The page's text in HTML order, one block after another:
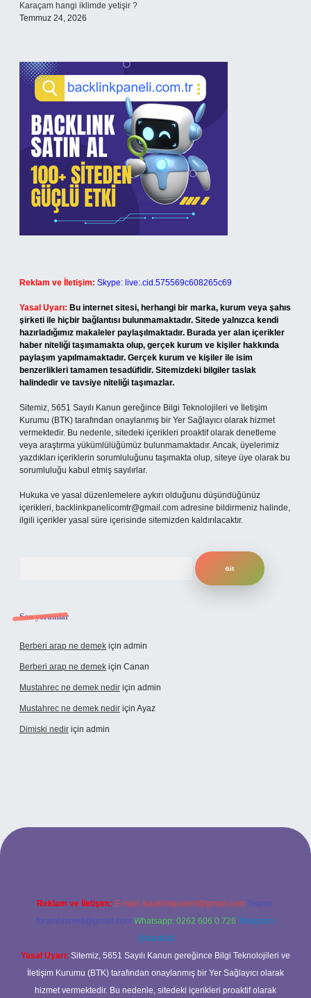
Karaçam hangi iklimde yetişir ?
Temmuz 24, 2026
Reklam ve İletişim: Skype: live:.cid.575569c608265c69
Yasal Uyarı: Bu internet sitesi, herhangi bir marka, kurum veya şahıs
şirketi ile hiçbir bağlantısı bulunmamaktadır. Sitede yalnızca kendi
hazırladığımız makaleler paylaşılmaktadır. Burada yer alan içerikler
haber niteliği taşımamakta olup, gerçek kurum ve kişiler hakkında
paylaşım yapılmamaktadır. Gerçek kurum ve kişiler ile isim
benzerlikleri tamamen tesadüfidir. Sitemizdeki bilgiler taslak
halindedir ve tavsiye niteliği taşımazlar.
Sitemiz, 5651 Sayılı Kanun gereğince Bilgi Teknolojileri ve İletişim
Kurumu (BTK) tarafından onaylanmış bir Yer Sağlayıcı olarak hizmet
vermektedir. Bu nedenle, sitedeki içerikleri proaktif olarak denetleme
veya araştırma yükümlülüğümüz bulunmamaktadır. Ancak, üyelerimiz
yazdıkları içeriklerin sorumluluğunu taşımakta olup, siteye üye olarak bu
sorumluluğu kabul etmiş sayılırlar.
Hukuka ve yasal düzenlemelere aykırı olduğunu düşündüğünüz
içerikleri, backlinkpanelicomtr@gmail.com adresine bildirmeniz halinde,
ilgili içerikler yasal süre içerisinde sitemizden kaldırılacaktır.
Son yorumlar
Berberi arap ne demek için admin
Berberi arap ne demek için Canan
Mustahrec ne demek nedir için admin
Mustahrec ne demek nedir için Ayaz
Dimiski nedir için admin
tulipbett.net/
Reklam ve İletişim: E-mail: backlinkpaneli@gmail.com Teams:
forumhizmeti@gmail.com Whatsapp: 0262 606 0 726 Telegram:
@karabul
Yasal Uyarı: Sitemiz, 5651 Sayılı Kanun gereğince Bilgi Teknolojileri ve
İletişim Kurumu (BTK) tarafından onaylanmış bir Yer Sağlayıcı olarak
hizmet vermektedir. Bu nedenle, sitedeki içerikleri proaktif olarak